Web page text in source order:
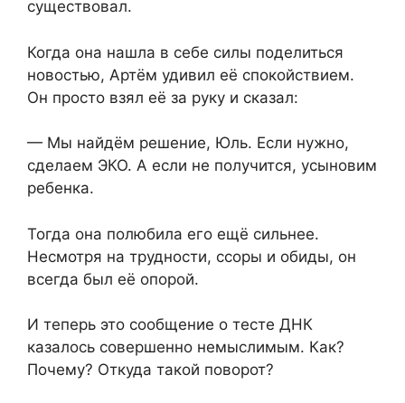
существовал.
Когда она нашла в себе силы поделиться
новостью, Артём удивил её спокойствием.
Он просто взял её за руку и сказал:
— Мы найдём решение, Юль. Если нужно,
сделаем ЭКО. А если не получится, усыновим
ребенка.
Тогда она полюбила его ещё сильнее.
Несмотря на трудности, ссоры и обиды, он
всегда был её опорой.
И теперь это сообщение о тесте ДНК
казалось совершенно немыслимым. Как?
Почему? Откуда такой поворот?